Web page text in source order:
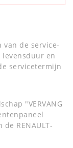
de service-
en
servicetermijn
"VERVANG
RENAULT-